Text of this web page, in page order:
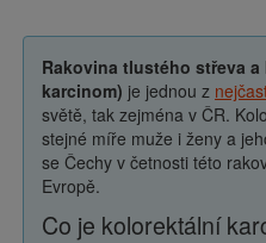
Rakovina tlustého střeva
karcinom) je jednou z
světě, tak zejména v ČR.
stejné míře muže i ženy a
se Čechy v četnosti této
Evropě.
Co je kolorektální